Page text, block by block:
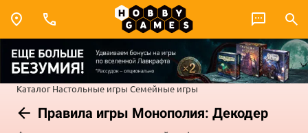
Каталог Настольные игры Семейные игры
Правила игры Монополия: Декодер